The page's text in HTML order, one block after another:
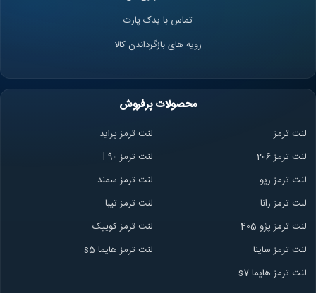
تماس با یدک پارت
رویه های بازگرداندن کالا
محصولات پرفروش
لنت ترمز
لنت ترمز پراید
لنت ترمز 206
لنت ترمز l 90
لنت ترمز ریو
لنت ترمز سمند
لنت ترمز رانا
لنت ترمز تیبا
لنت ترمز پژو 405
لنت ترمز کوییک
لنت ترمز ساینا
لنت ترمز هایما s5
لنت ترمز هایما s7